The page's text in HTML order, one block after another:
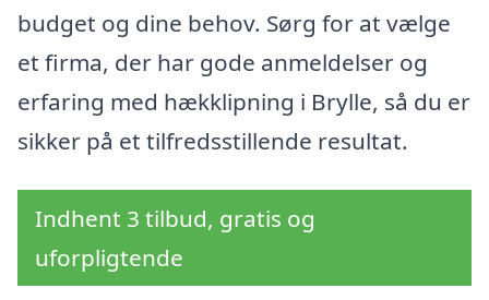
budget og dine behov. Sørg for at vælge
et firma, der har gode anmeldelser og
erfaring med hækklipning i Brylle, så du er
sikker på et tilfredsstillende resultat.
Indhent 3 tilbud, gratis og
uforpligtende